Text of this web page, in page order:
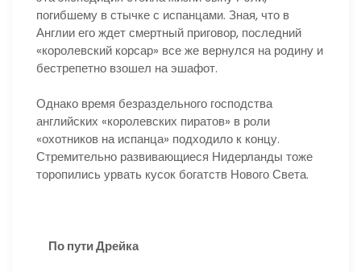
погибшему в стычке с испанцами. Зная, что в
Англии его ждет смертный приговор, последний
«королевский корсар» все же вернулся на родину и
бестрепетно взошел на эшафот.
Однако время безраздельного господства
английских «королевских пиратов» в роли
«охотников на испанца» подходило к концу.
Стремительно развивающиеся Нидерланды тоже
торопились урвать кусок богатств Нового Света.
По пути Дрейка